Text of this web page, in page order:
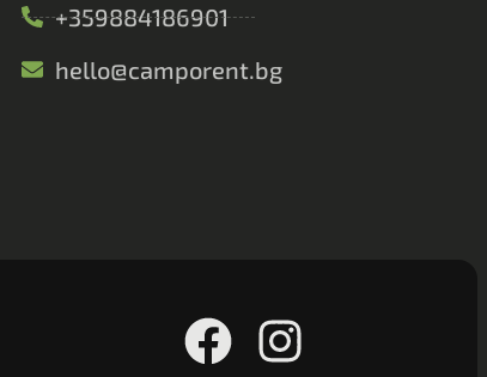
+359884186901
hello@camporent.bg